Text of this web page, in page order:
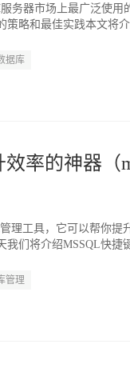
务器市场上最广泛使
策略和最佳实践本文将
据库
率的神器（
理工具，它可以帮你提
我们将介绍MSSQL快捷
管理